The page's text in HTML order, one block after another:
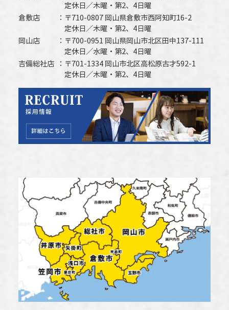
定休日／木曜・第2、4日曜
倉敷店
〒710-0807 岡山県倉敷市西阿知町16-2
定休日／木曜・第2、4日曜
岡山店
〒700-0951 岡山県岡山市北区田中137-111
定休日／水曜・第2、4日曜
吉備総社店
〒701-1334 岡山市北区高松原古才592-1
定休日／木曜・第2、4日曜